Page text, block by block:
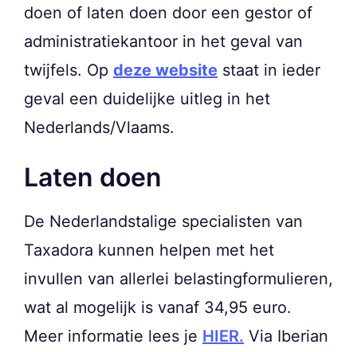
doen of laten doen door een gestor of
administratiekantoor in het geval van
twijfels. Op deze website staat in ieder
geval een duidelijke uitleg in het
Nederlands/Vlaams.
Laten doen
De Nederlandstalige specialisten van
Taxadora kunnen helpen met het
invullen van allerlei belastingformulieren,
wat al mogelijk is vanaf 34,95 euro.
Meer informatie lees je HIER. Via Iberian